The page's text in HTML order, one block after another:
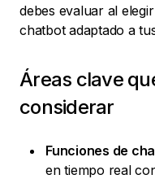
debes evaluar al
chatbot adaptado a
Áreas clave
considerar
Funciones de
en tiempo real